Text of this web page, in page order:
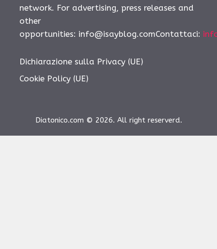
network. For advertising, press releases and
other
opportunities: info@isayblog.comContattaci:
Dichiarazione sulla Privacy (UE)
Cookie Policy (UE)
Diatonico.com © 2026. All right reserverd.